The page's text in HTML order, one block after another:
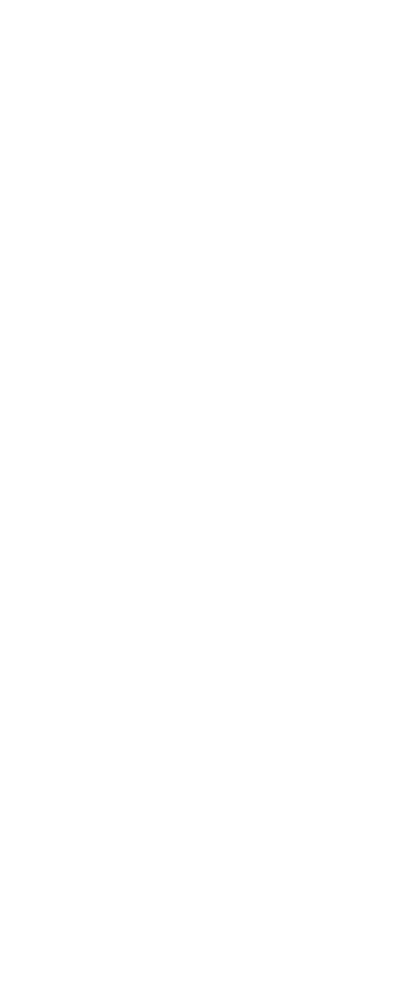
help us analyze how the website is used and to offer